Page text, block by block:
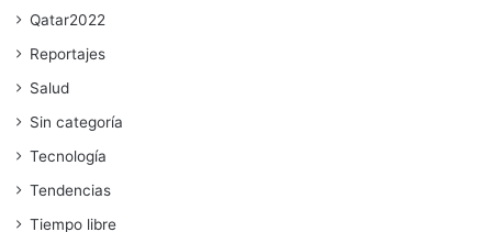
Qatar2022
Reportajes
Salud
Sin categoría
Tecnología
Tendencias
Tiempo libre